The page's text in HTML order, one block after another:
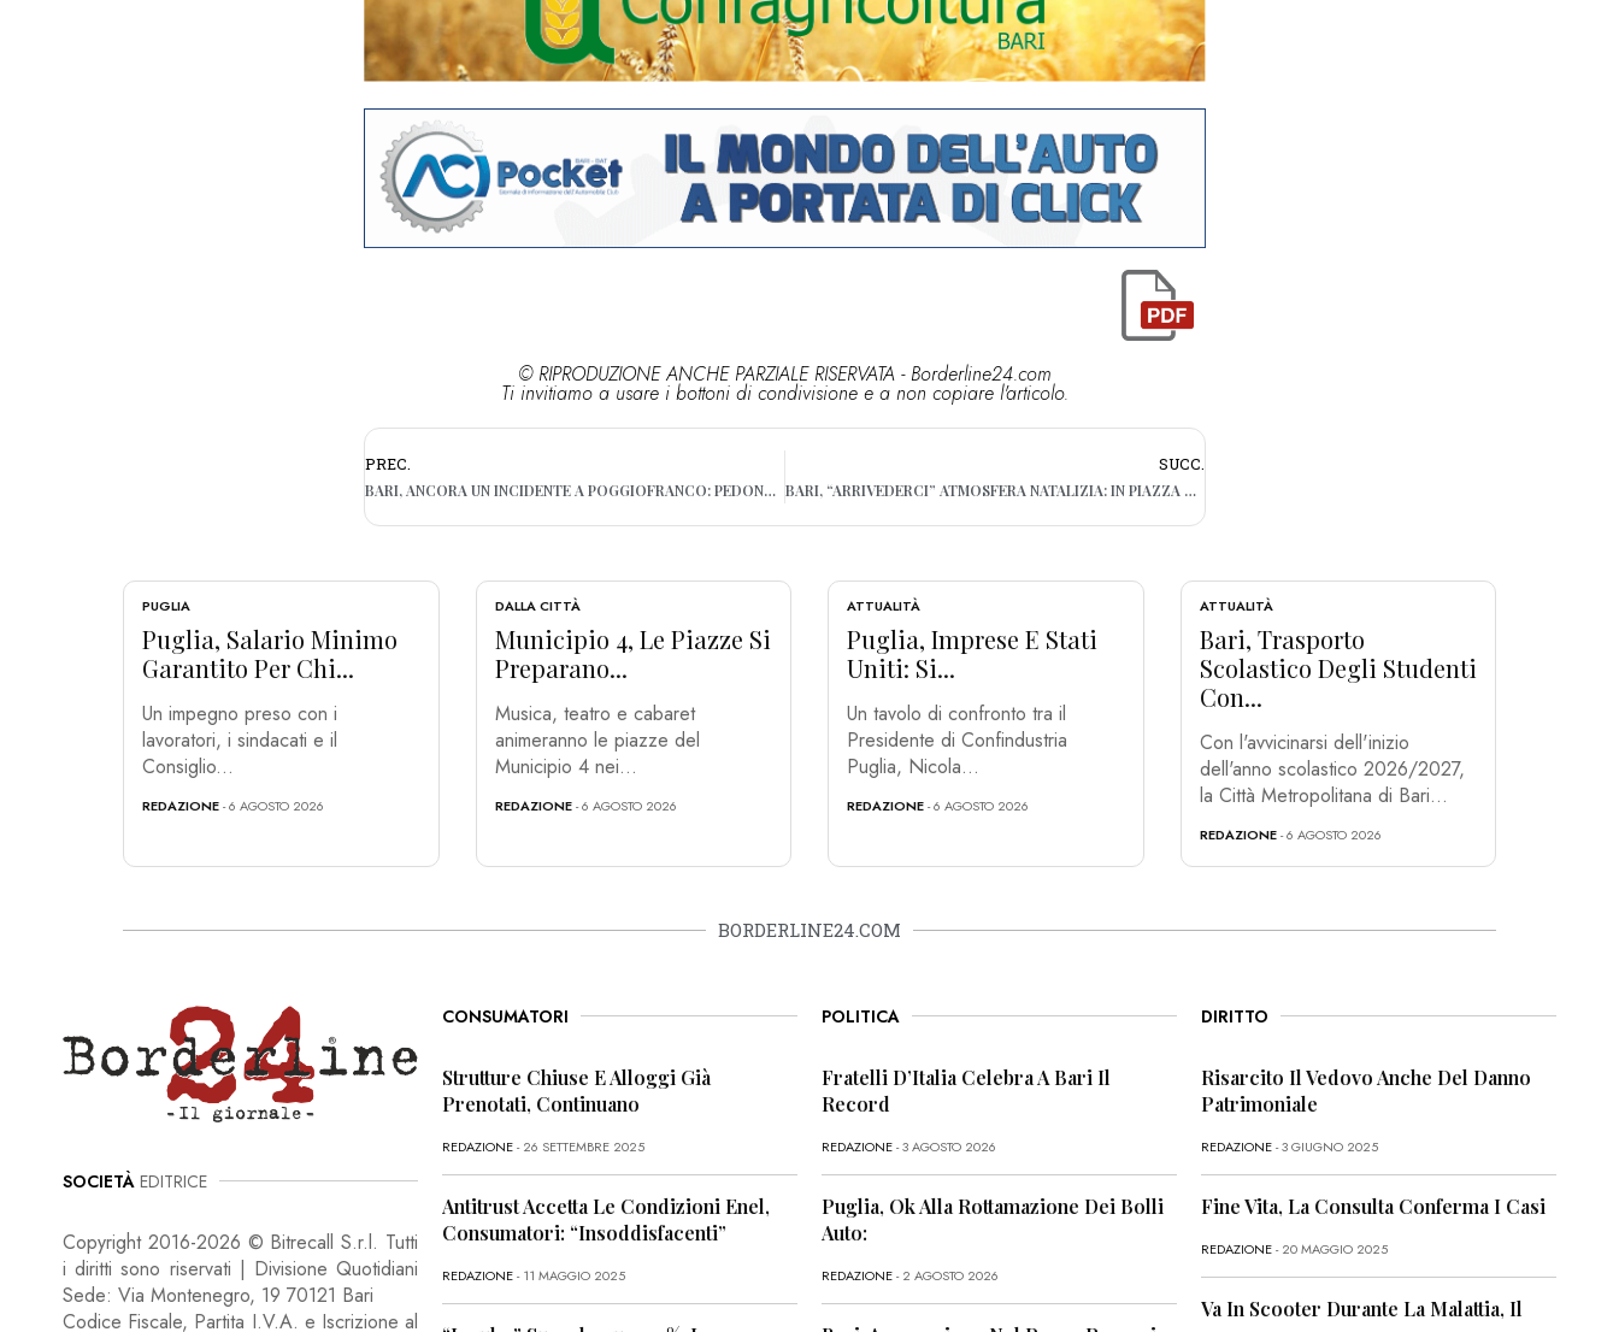
© RIPRODUZIONE ANCHE PARZIALE RISERVATA - Borderline24.com
Ti invitiamo a usare i bottoni di condivisione e a non copiare l'articolo.
PREC.
BARI, ANCORA UN INCIDENTE A POGGIOFRANCO: PEDONE INVESTITO IN VIALE KENNEDY
SUCC.
BARI, “ARRIVEDERCI” ATMOSFERA NATALIZIA: IN PIAZZA DEL FERRARESE RIMOSSO IL GIARDINO AMGAS
PUGLIA
Puglia, Salario Minimo
Garantito Per Chi...
Un impegno preso con i
lavoratori, i sindacati e il
Consiglio...
REDAZIONE- 6 AGOSTO 2026
DALLA CITTÀ
Municipio 4, Le Piazze Si
Preparano...
Musica, teatro e cabaret
animeranno le piazze del
Municipio 4 nei...
REDAZIONE- 6 AGOSTO 2026
ATTUALITÀ
Puglia, Imprese E Stati
Uniti: Si...
Un tavolo di confronto tra il
Presidente di Confindustria
Puglia, Nicola...
REDAZIONE- 6 AGOSTO 2026
ATTUALITÀ
Bari, Trasporto
Scolastico Degli Studenti
Con...
Con l'avvicinarsi dell'inizio
dell'anno scolastico 2026/2027,
la Città Metropolitana di Bari...
REDAZIONE- 6 AGOSTO 2026
BORDERLINE24.COM
SOCIETÀ EDITRICE
Copyright 2016-2026 © Bitrecall S.r.l. Tutti
i diritti sono riservati | Divisione Quotidiani
Sede: Via Montenegro, 19 70121 Bari
Codice Fiscale, Partita I.V.A. e Iscrizione al
CONSUMATORI
Strutture Chiuse E Alloggi Già
Prenotati, Continuano
REDAZIONE- 26 SETTEMBRE 2025
Antitrust Accetta Le Condizioni Enel,
Consumatori: “Insoddisfacenti”
REDAZIONE- 11 MAGGIO 2025
POLITICA
Fratelli D’Italia Celebra A Bari Il
Record
REDAZIONE- 3 AGOSTO 2026
Puglia, Ok Alla Rottamazione Dei Bolli
Auto:
REDAZIONE- 2 AGOSTO 2026
DIRITTO
Risarcito Il Vedovo Anche Del Danno
Patrimoniale
REDAZIONE- 3 GIUGNO 2025
Fine Vita, La Consulta Conferma I Casi
REDAZIONE- 20 MAGGIO 2025
Va In Scooter Durante La Malattia, Il